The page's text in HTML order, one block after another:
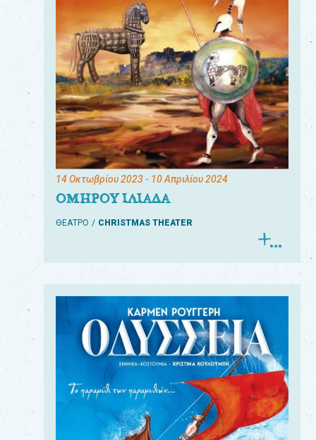
14 Οκτωβρίου 2023- 10 Απριλίου 2024
ΟΜΗΡΟΥ ΙΛΙΑΔΑ
ΘΕΑΤΡΟ CHRISTMAS THEATER